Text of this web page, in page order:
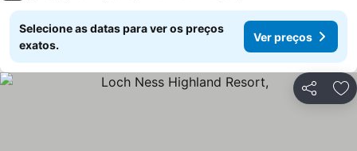
Selecione as datas para ver os preços
exatos.
Ver preços
Partilhar